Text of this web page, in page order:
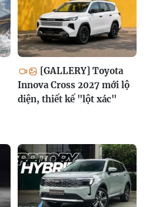
[GALLERY] Toyota
Innova Cross 2027 mới lộ
diện, thiết kế "lột xác"